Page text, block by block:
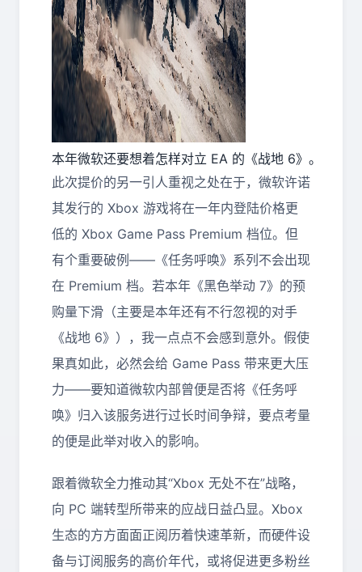
本年微软还要想着怎样对立 EA 的《战地 6》。
此次提价的另一引人重视之处在于，微软许诺
其发行的 Xbox 游戏将在一年内登陆价格更
低的 Xbox Game Pass Premium 档位。但
有个重要破例——《任务呼唤》系列不会出现
在 Premium 档。若本年《黑色举动 7》的预
购量下滑（主要是本年还有不行忽视的对手
《战地 6》），我一点点不会感到意外。假使
果真如此，必然会给 Game Pass 带来更大压
力——要知道微软内部曾便是否将《任务呼
唤》归入该服务进行过长时间争辩，要点考量
的便是此举对收入的影响。
跟着微软全力推动其“Xbox 无处不在”战略，
向 PC 端转型所带来的应战日益凸显。Xbox
生态的方方面面正阅历着快速革新，而硬件设
备与订阅服务的高价年代，或将促进更多粉丝